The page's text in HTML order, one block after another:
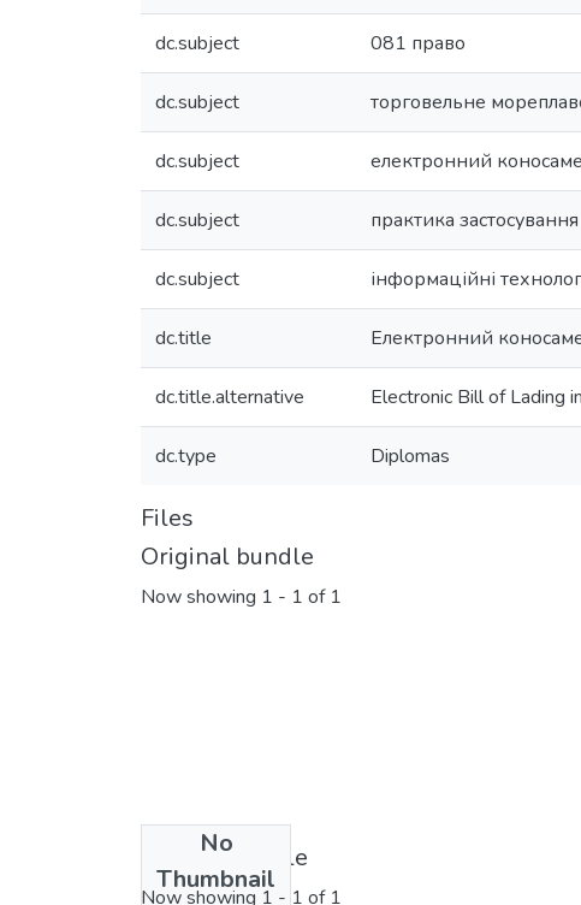
dc.subject 081 право
dc.subject торговельне
dc.subject електронний
dc.subject практика застосування
dc.subject інформаційні
dc.title Електронний
dc.title.alternative Electronic Bill of Lading
dc.type Diplomas
Files
Original bundle
Now showing 1 - 1 of 1
No
Thumbnail
License bundle
Now showing 1 - 1 of 1